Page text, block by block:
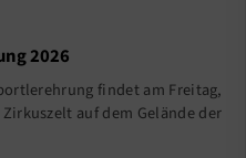
2026
findet am Freitag,
auf dem Gelände der